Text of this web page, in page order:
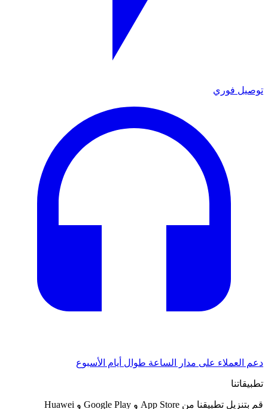
توصيل فوري
دعم العملاء على مدار الساعة طوال أيام الأسبوع
تطبيقاتنا
قم بتنزيل تطبيقنا من App Store و Google Play و Huawei